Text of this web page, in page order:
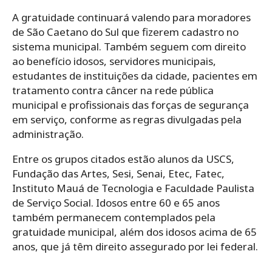
A gratuidade continuará valendo para moradores
de São Caetano do Sul que fizerem cadastro no
sistema municipal. Também seguem com direito
ao benefício idosos, servidores municipais,
estudantes de instituições da cidade, pacientes em
tratamento contra câncer na rede pública
municipal e profissionais das forças de segurança
em serviço, conforme as regras divulgadas pela
administração.
Entre os grupos citados estão alunos da USCS,
Fundação das Artes, Sesi, Senai, Etec, Fatec,
Instituto Mauá de Tecnologia e Faculdade Paulista
de Serviço Social. Idosos entre 60 e 65 anos
também permanecem contemplados pela
gratuidade municipal, além dos idosos acima de 65
anos, que já têm direito assegurado por lei federal.